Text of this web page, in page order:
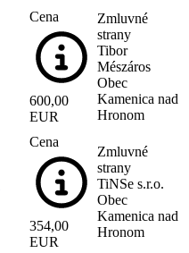
Cena
600,00
EUR
Zmluvné
strany
Tibor
Mészáros
Obec
Kamenica nad
Hronom
Cena
354,00
EUR
Zmluvné
strany
TiNSe s.r.o.
Obec
Kamenica nad
Hronom